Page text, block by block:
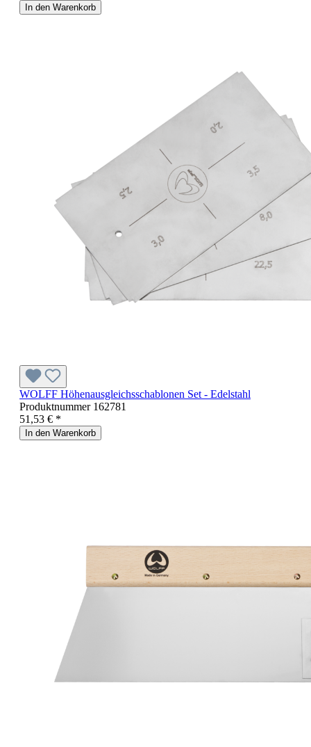
In den Warenkorb
WOLFF Höhenausgleichsschablonen Set - Edelstahl
Produktnummer 162781
51,53 € *
In den Warenkorb